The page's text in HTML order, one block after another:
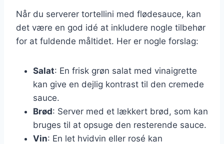
Når du serverer tortellini med flødesauce, kan
det være en god idé at inkludere nogle tilbehør
for at fuldende måltidet. Her er nogle forslag:
Salat: En frisk grøn salat med vinaigrette
kan give en dejlig kontrast til den cremede
sauce.
Brød: Server med et lækkert brød, som kan
bruges til at opsuge den resterende sauce.
Vin: En let hvidvin eller rosé kan